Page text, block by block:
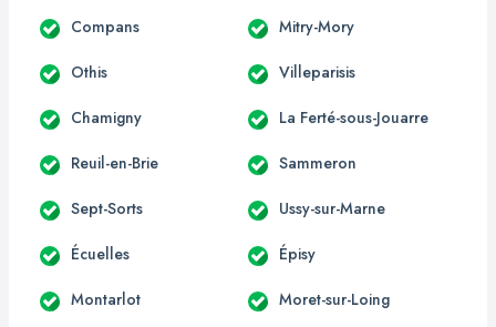
Compans Mitry-Mory
Othis Villeparisis
Chamigny La Ferté-sous-Jouarre
Reuil-en-Brie Sammeron
Sept-Sorts Ussy-sur-Marne
Écuelles Épisy
Montarlot Moret-sur-Loing